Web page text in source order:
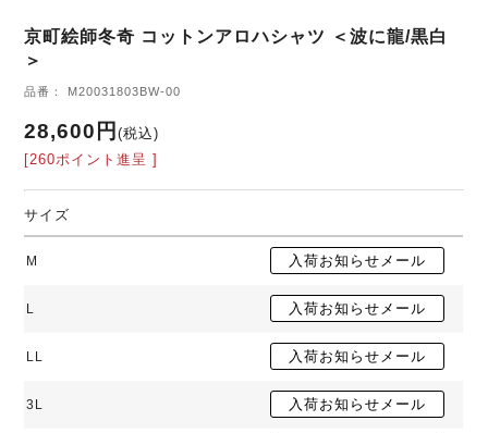
京町絵師冬奇 コットンアロハシャツ ＜波に龍/黒白
＞
品番： M20031803BW-00
28,600円(税込)
[260ポイント進呈 ]
サイズ
M
L
LL
3L